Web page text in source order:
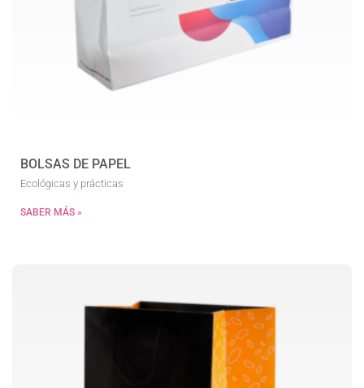
BOLSAS DE PAPEL
Ecológicas y prácticas
SABER MÁS »